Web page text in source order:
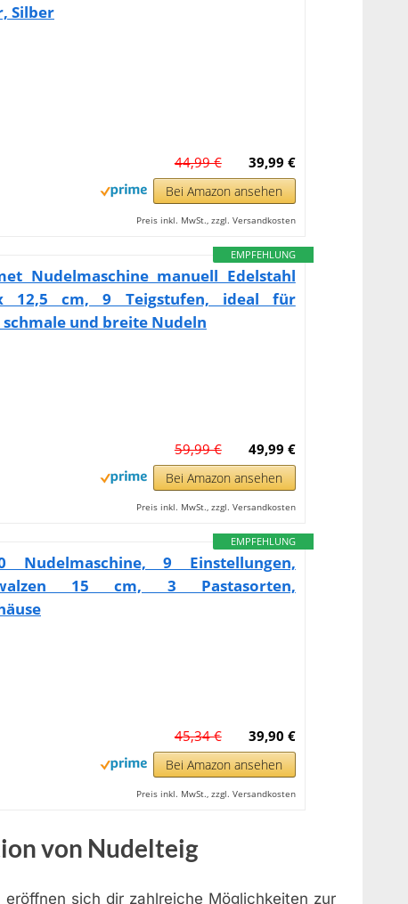
Silber
39,99 €
44,99 €
Bei Amazon ansehen
Preis inkl. MwSt., zzgl. Versandkosten
EMPFEHLUNG
Nudelmaschine manuell Edelstahl
12,5 cm, 9 Teigstufen, ideal für
und breite Nudeln
49,99 €
59,99 €
Bei Amazon ansehen
Preis inkl. MwSt., zzgl. Versandkosten
EMPFEHLUNG
Nudelmaschine, 9 Einstellungen,
15 cm, 3 Pastasorten,
39,90 €
45,34 €
Bei Amazon ansehen
Preis inkl. MwSt., zzgl. Versandkosten
von Nudelteig
sich dir zahlreiche Möglichkeiten zur